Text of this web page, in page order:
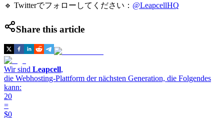
🔹 Twitterでフォローしてください： @LeapcellHQ
Share this article
Wir sind Leapcell,
die Webhosting-Plattform der nächsten Generation, die Folgendes
kann:
20
=
$0